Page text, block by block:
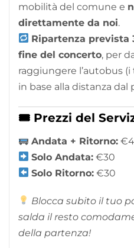
mobilità del comune e
direttamente da noi.
Ripartenza prevista
fine del concerto, per
raggiungere l’autobus
in base alla distanza dal
🎟 Prezzi del
Andata + Ritorno:
Solo Andata: €30
Solo Ritorno: €30
Blocca subito il tuo
salda il resto
della partenza!